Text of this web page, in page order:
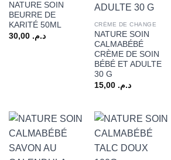
NATURE SOIN
BEURRE DE
KARITÉ 50ML
د.م. 30,00
CRÉME DE CHANGE
NATURE SOIN
CALMABÉBÉ
CRÈME DE SOIN
BÉBÉ ET ADULTE
30 G
د.م. 15,00